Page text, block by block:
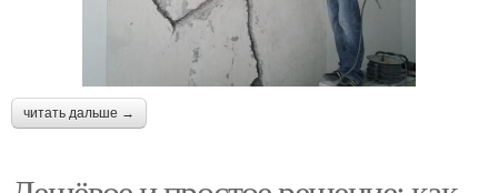
читать дальше →